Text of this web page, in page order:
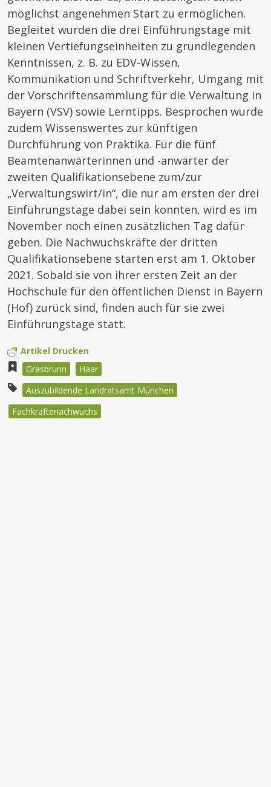
möglichst angenehmen Start zu ermöglichen.
Begleitet wurden die drei Einführungstage mit
kleinen Vertiefungseinheiten zu grundlegenden
Kenntnissen, z. B. zu EDV-Wissen,
Kommunikation und Schriftverkehr, Umgang mit
der Vorschriftensammlung für die Verwaltung in
Bayern (VSV) sowie Lerntipps. Besprochen wurde
zudem Wissenswertes zur künftigen
Durchführung von Praktika. Für die fünf
Beamtenanwärterinnen und -anwärter der
zweiten Qualifikationsebene zum/zur
„Verwaltungswirt/in“, die nur am ersten der drei
Einführungstage dabei sein konnten, wird es im
November noch einen zusätzlichen Tag dafür
geben. Die Nachwuchskräfte der dritten
Qualifikationsebene starten erst am 1. Oktober
2021. Sobald sie von ihrer ersten Zeit an der
Hochschule für den öffentlichen Dienst in Bayern
(Hof) zurück sind, finden auch für sie zwei
Einführungstage statt.
Artikel Drucken
Grasbrunn
Haar
Auszubildende Landratsamt München
Fachkräftenachwuchs